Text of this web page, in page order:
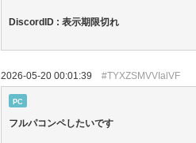
DiscordID : 表示期限切れ
2026-05-20 00:01:39 #TYXZSMVVIalVF
PC
フルパコンペしたいです